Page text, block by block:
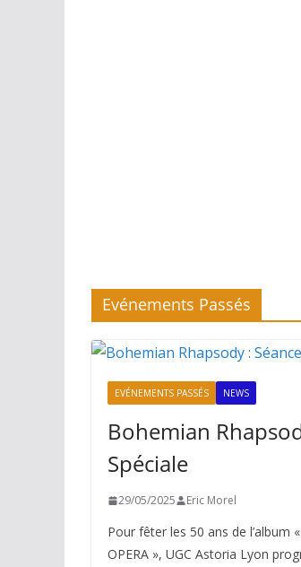
Evénements Passés
EVÉNEMENTS PASSÉS NEWS
Bohemian
Spéciale
29/05/2025 Eric Morel
Pour fêter les 50 ans de l’album
OPERA », UGC Astoria Lyon